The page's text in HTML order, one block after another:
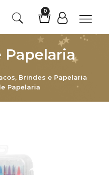
0
Brindes e Papelaria
Papelaria